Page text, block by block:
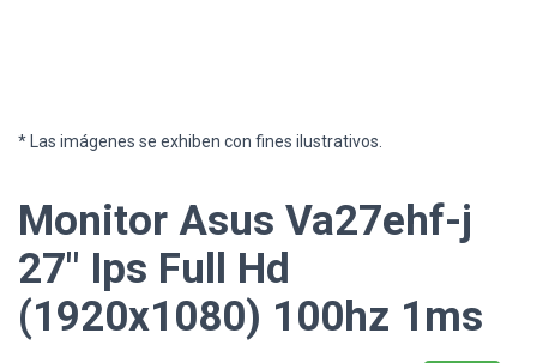
* Las imágenes se exhiben con fines ilustrativos.
Monitor Asus Va27ehf-j
27" Ips Full Hd
(1920x1080) 100hz 1ms